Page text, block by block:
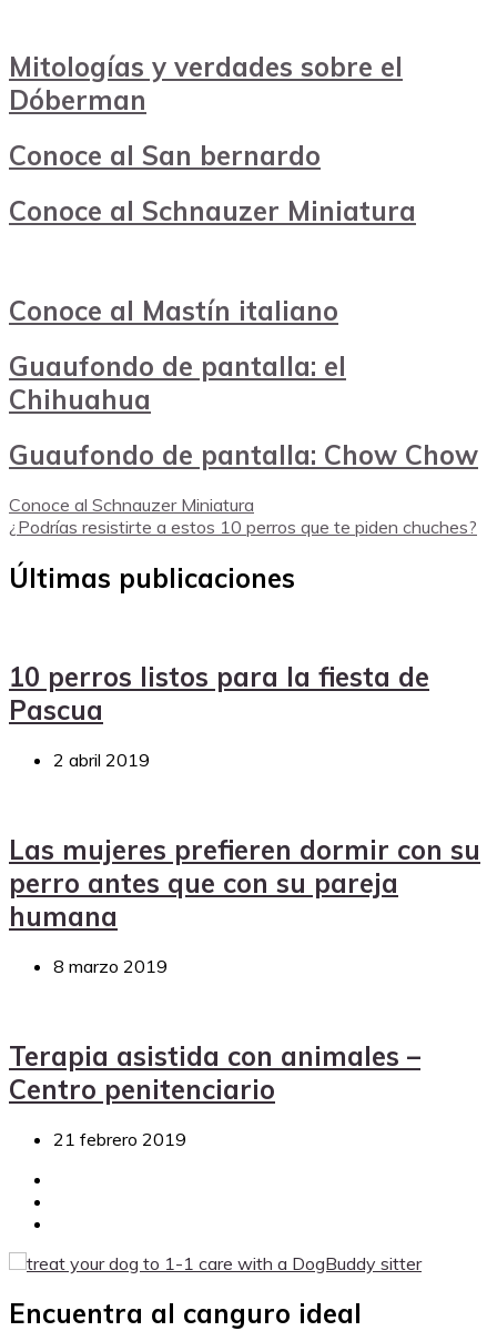
Mitologías y verdades sobre el
Dóberman
Conoce al San bernardo
Conoce al Schnauzer Miniatura
Conoce al Mastín italiano
Guaufondo de pantalla: el
Chihuahua
Guaufondo de pantalla: Chow Chow
Conoce al Schnauzer Miniatura
¿Podrías resistirte a estos 10 perros que te piden chuches?
Últimas publicaciones
10 perros listos para la fiesta de
Pascua
2 abril 2019
Las mujeres prefieren dormir con su
perro antes que con su pareja
humana
8 marzo 2019
Terapia asistida con animales –
Centro penitenciario
21 febrero 2019
Encuentra al canguro ideal